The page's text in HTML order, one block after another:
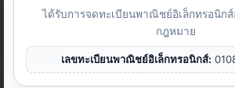
ได้รับการจดทะเบียนพาณิชย์อิเล็กทรอนิก
กฎหมาย
เลขทะเบียนพาณิชย์อิเล็กทรอนิกส์: